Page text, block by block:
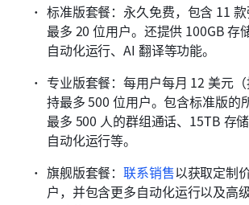
标准版套餐：永久免费，包含 11
最多 20 位用户。还提供 100GB 存
自动化运行、AI 翻译等功能。
专业版套餐：每用户每月 12 美元
持最多 500 位用户。包含标准版的
最多 500 人的群组通话、15TB 存
自动化运行等。
旗舰版套餐：联系销售以获取定制
户，并包含更多自动化运行以及高